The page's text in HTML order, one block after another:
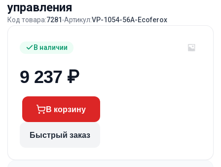
управления
Код товара:7281 Артикул:VP-1054-56A-Ecoferox
В наличии
9 237 ₽
В корзину
Быстрый заказ